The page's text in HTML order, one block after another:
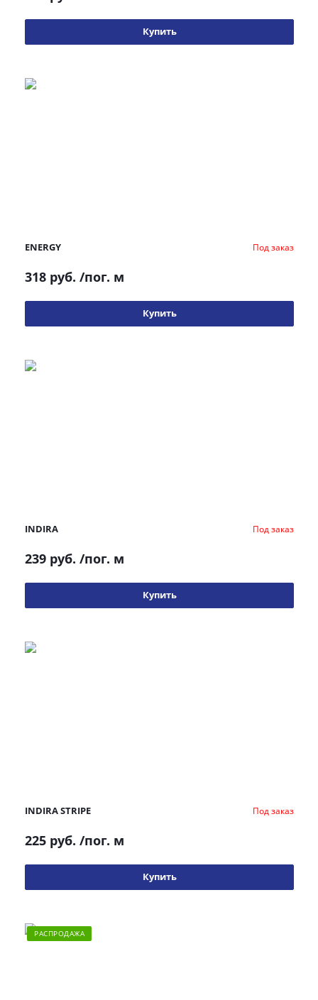
Купить
ENERGY Под заказ
318 руб. /пог. м
Купить
INDIRA Под заказ
239 руб. /пог. м
Купить
INDIRA STRIPE Под заказ
225 руб. /пог. м
Купить
РАСПРОДАЖА